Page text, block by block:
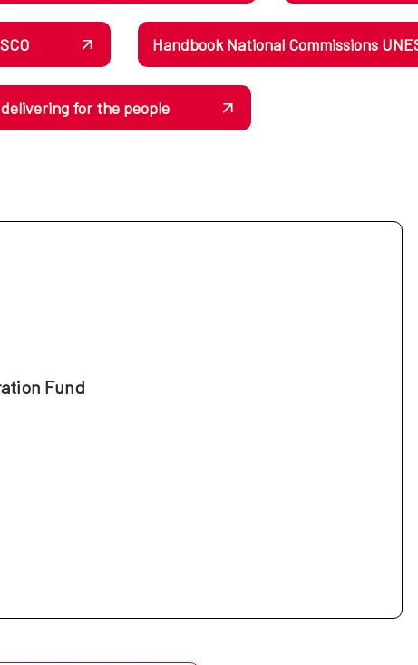
Handbook National Commissions
delivering for the people
Fund